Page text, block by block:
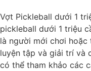
Vợt Pickleball dưới 1
pickleball dưới 1 triệu
là người mới chơi hoặc
luyện tập và giải trí và
có thể tham khảo các